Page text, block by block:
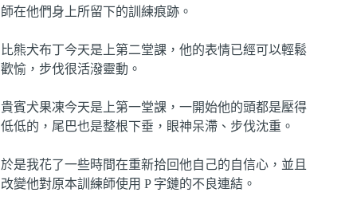
師在他們身上所留下的訓練痕跡。
比熊犬布丁今天是上第二堂課，他的表情已經可以輕鬆
歡愉，步伐很活潑靈動。
貴賓犬果凍今天是上第一堂課，一開始他的頭都是壓得
低低的，尾巴也是整根下垂，眼神呆滯、步伐沈重。
於是我花了一些時間在重新拾回他自己的自信心，並且
改變他對原本訓練師使用 P 字鏈的不良連結。